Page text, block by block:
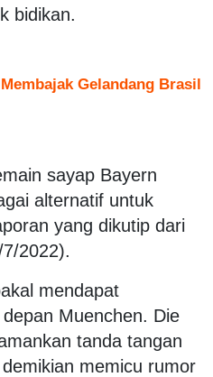
bidikan.
Gelandang Brasil
sayap Bayern
alternatif untuk
yang dikutip dari
2022).
mendapat
Muenchen. Die
tanda tangan
memicu rumor